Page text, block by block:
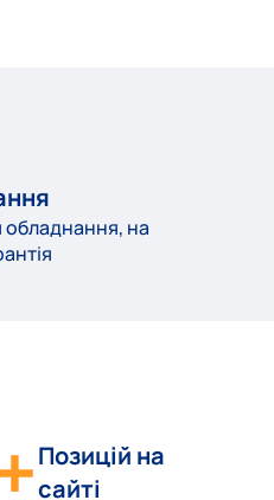
обладнання, на
Позицій на
сайті